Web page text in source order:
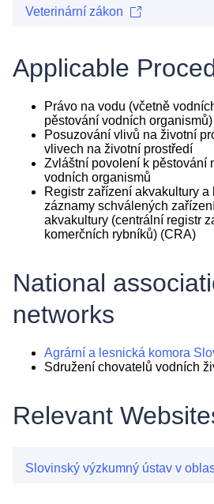
Veterinární zákon
Applicable
Právo na vodu (včetně
pěstování vodních organismů)
Posuzování vlivů na životní
vlivech na životní prostředí
Zvláštní povolení k pěstování
vodních organismů
Registr zařízení akvakultury
záznamy schválených
akvakultury (centrální registr
komerčních rybníků) (CRA)
National
networks
Agrární a lesnická komora
Sdružení chovatelů vodních
Relevant
Slovinský výzkumný ústav v